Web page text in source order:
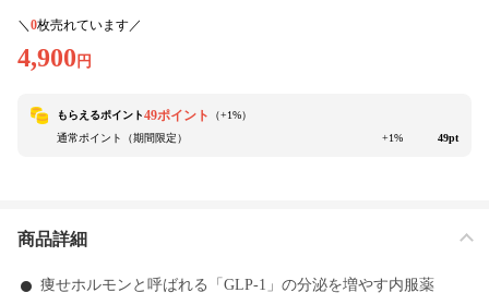
＼ 0枚売れています／
4,900 円
もらえるポイント49ポイント （+1%）
通常ポイント（期間限定）
+1% 49pt
商品詳細
痩せホルモンと呼ばれる「GLP-1」の分泌を増やす内服薬